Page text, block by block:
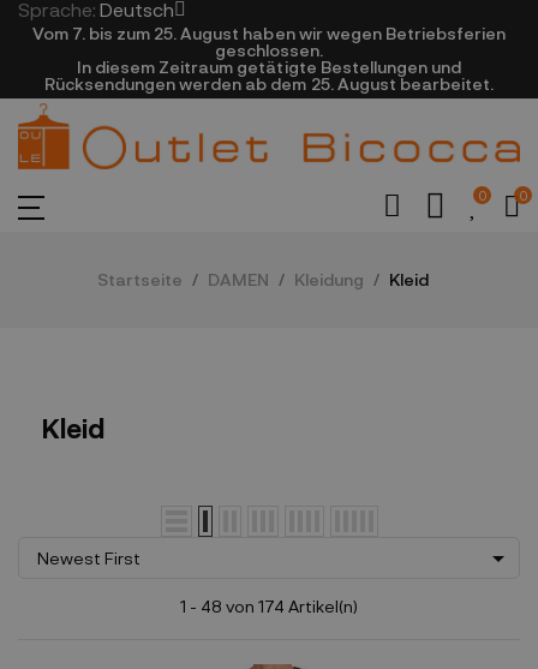
Sprache: Deutsch
Vom 7. bis zum 25. August haben wir wegen Betriebsferien
geschlossen.
In diesem Zeitraum getätigte Bestellungen und
Rücksendungen werden ab dem 25. August bearbeitet.
0 0
Startseite DAMEN Kleidung Kleid
Kleid
Newest First 
1 - 48 von 174 Artikel(n)